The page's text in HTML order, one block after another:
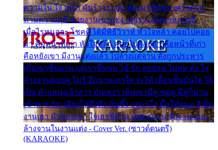
ความใน ใจ เศร้า มันร้าวระบม ต้องมาขื่นขม เศร้าตรม
ท่ามความสุขี ช่วยงานเขาแต่ง แต่เรา แล้งมาหลายปี
เมื่อไรหนอจะ โชคดี ได้มีพิธีวิวาห์ หัวใจหล้า คอยไปคอย
มา คือหน้าที่เก่า หัวใจหล้า คอยไปคอยมา คือหน้าที่เก่า
คือหยังเขา มีงานแต่งแล้ว ไปล้างแต่จาน ดั่งถูกประหาร
เมื่อเขาชื่นบาน แต่เราขื่นขม โอ้ รัก ลอยลม ไม่สม ดัง ใจ
ล้างจานคอยคู่ ไม่รู้ อีกนานเท่าใด จะได้ เลื่อนขั้นบันได ได้
เป็น ตำแหน่งเจ้าสาว มันเหงา เห็นเขามีคู่ ซมดู มีคู่ก็ม่วน
เข้าพาขวัญ เสียงโห่ตึงตึง มันซึ้ง อยู่แก่ใจ มื้อใด๋หนอ สิเป็น
งานเฮา มัวซอยเขา ใจเฮาซิด้าน มันทรมาน จับจาน เอย…
ล้างจานในงานแต่ง - Cover Ver. (ซาวด์ดนตรี)
(KARAOKE)